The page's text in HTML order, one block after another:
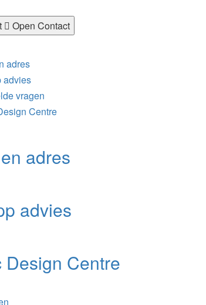
Open Contact
adres
advies
vragen
Centre
adres
advies
Design Centre